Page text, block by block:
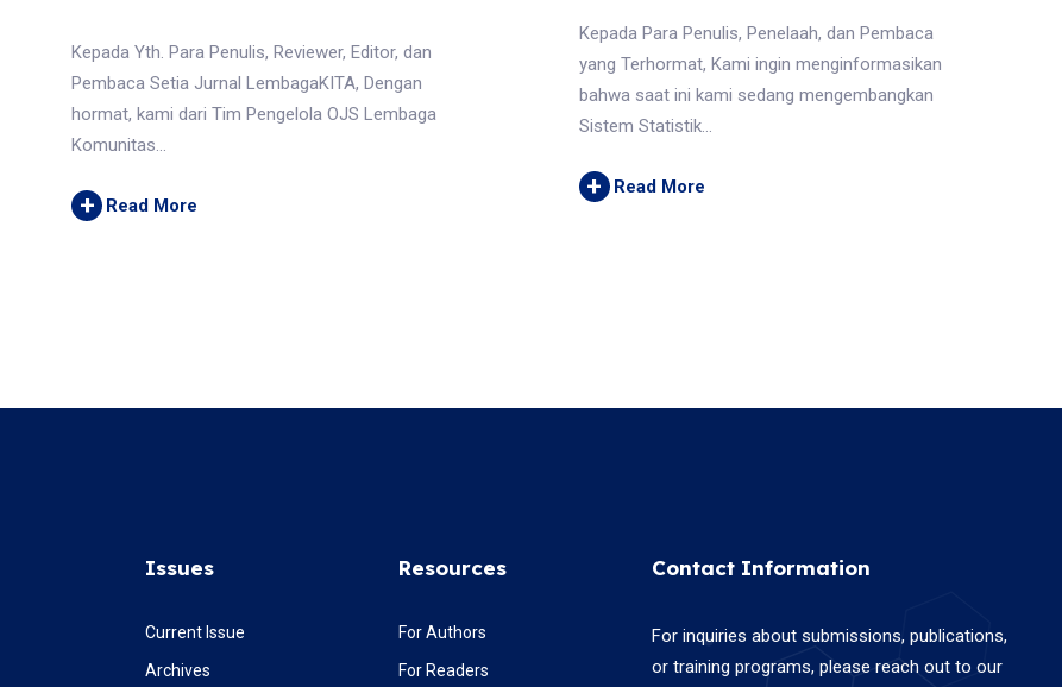
Kepada Yth. Para Penulis, Reviewer, Editor, dan
Pembaca Setia Jurnal LembagaKITA, Dengan
hormat, kami dari Tim Pengelola OJS Lembaga
Komunitas...
+ Read More
Kepada Para Penulis, Penelaah, dan Pembaca
yang Terhormat, Kami ingin menginformasikan
bahwa saat ini kami sedang mengembangkan
Sistem Statistik...
+ Read More
Issues
Current Issue
Archives
Resources
For Authors
For Readers
Contact Information
For inquiries about submissions, publications,
or training programs, please reach out to our